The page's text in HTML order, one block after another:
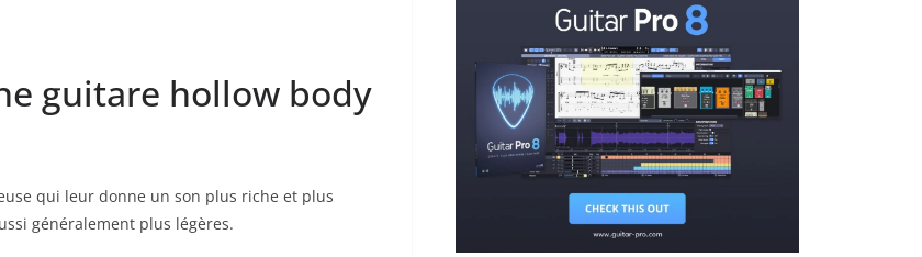
guitare hollow body
qui leur ⁢donne un son plus riche et⁣ plus
généralement plus légères.